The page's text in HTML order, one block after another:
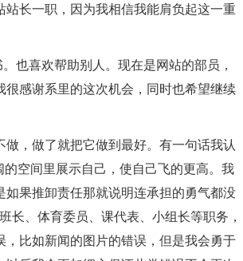
长一职，因为我相信我能肩负起这一重
也喜欢帮助别人。现在是网站的部员，
感谢系里的这次机会，同时也希望继续
，做了就把它做到最好。有一句话我认
空间里展示自己，使自己飞的更高。我
果推卸责任那就说明连承担的勇气都没
长、体育委员、课代表、小组长等职务，
比如新闻的图片的错误，但是我会勇于